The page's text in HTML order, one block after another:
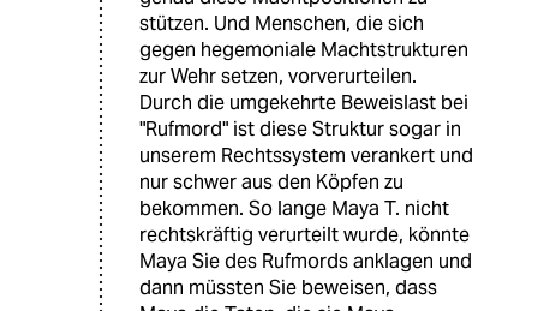
stützen. Und Menschen, die sich
gegen hegemoniale Machtstrukturen
zur Wehr setzen, vorverurteilen.
Durch die umgekehrte Beweislast bei
"Rufmord" ist diese Struktur sogar in
unserem Rechtssystem verankert und
nur schwer aus den Köpfen zu
bekommen. So lange Maya T. nicht
rechtskräftig verurteilt wurde, könnte
Maya Sie des Rufmords anklagen und
dann müssten Sie beweisen, dass